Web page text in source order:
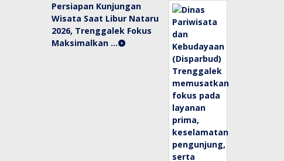
Persiapan Kunjungan
Wisata Saat Libur Nataru
2026, Trenggalek Fokus
Maksimalkan …